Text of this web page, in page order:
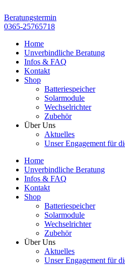
Inhalt
springen
Beratungstermin
0365-25765718
Home
Unverbindliche Beratung
Infos & FAQ
Kontakt
Shop
Batteriespeicher
Solarmodule
Wechselrichter
Zubehör
Über Uns
Aktuelles
Unser Engagement für
Home
Unverbindliche Beratung
Infos & FAQ
Kontakt
Shop
Batteriespeicher
Solarmodule
Wechselrichter
Zubehör
Über Uns
Aktuelles
Unser Engagement für